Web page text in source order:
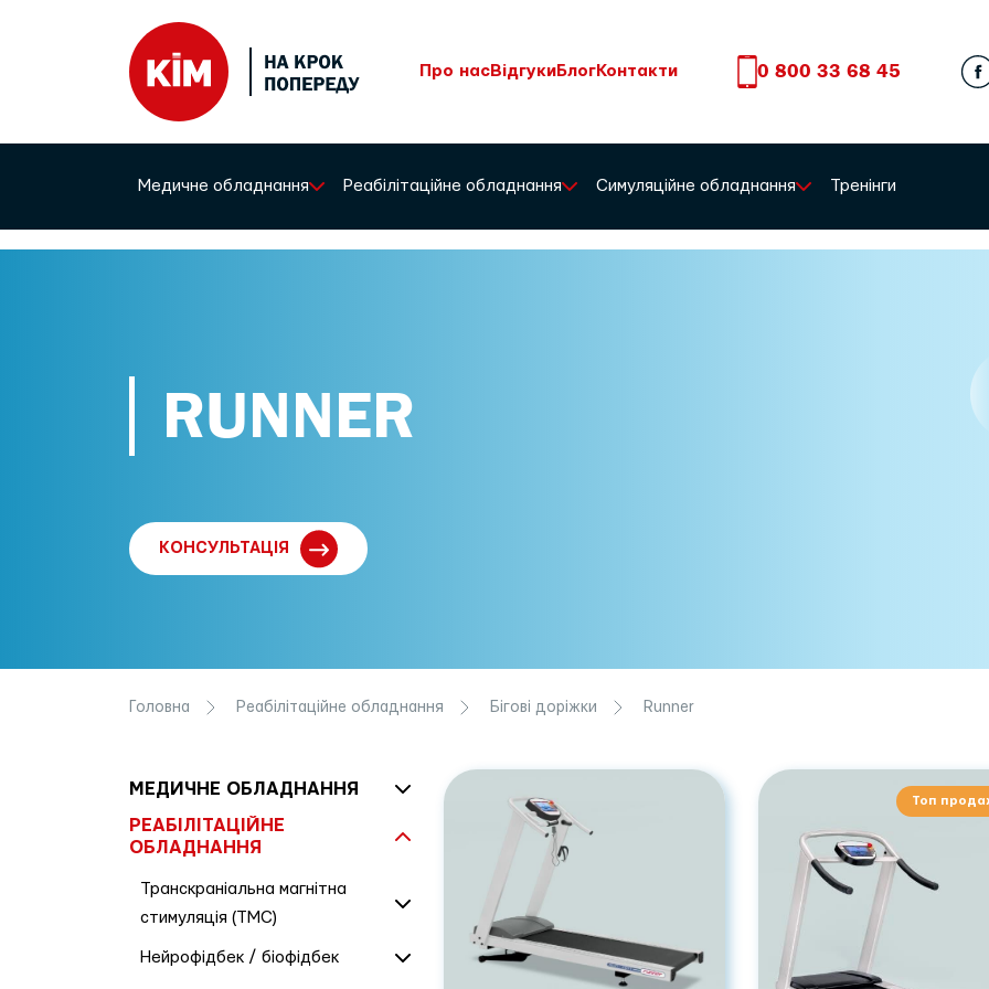
Про нас Відгуки Блог Контакти 0 800 33 68 45
Медичне обладнання Реабілітаційне обладнання Симуляційне обладнання Тренінги
RUNNER
КОНСУЛЬТАЦІЯ
Головна Реабілітаційне обладнання Бігові доріжки Runner
МЕДИЧНЕ ОБЛАДНАННЯ
РЕАБІЛІТАЦІЙНЕ
ОБЛАДНАННЯ
Транскраніальна магнітна
стимуляція (ТМС)
Нейрофідбек / біофідбек
Топ